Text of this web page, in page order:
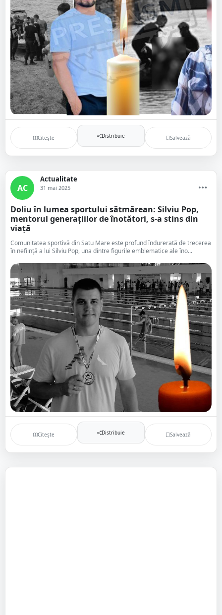
Citește Distribuie Salvează
AC
Actualitate
31 mai 2025
Doliu în lumea sportului sătmărean: Silviu Pop,
mentorul generațiilor de înotători, s-a stins din
viață
Comunitatea sportivă din Satu Mare este profund îndurerată de trecerea
în neființă a lui Silviu Pop, una dintre figurile emblematice ale îno...
Citește Distribuie Salvează